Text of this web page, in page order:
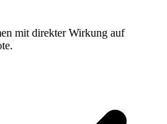
mit direkter Wirkung auf